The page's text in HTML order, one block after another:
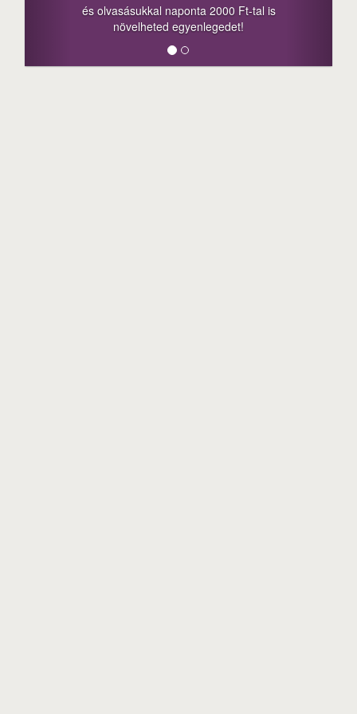
naponta 2000 Ft-tal is
egyenlegedet!
megosztási